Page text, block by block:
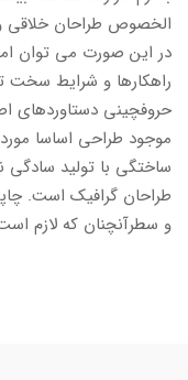
الخصوص طراحان خلاقی
در این صورت می توان
راهکارها و شرایط سخت
حروفچینی دستاوردهای
موجود طراحی اساسا مورد
ساختگی با تولید سادگی
طراحان گرافیک است.
و سطرآنچنان که لازم